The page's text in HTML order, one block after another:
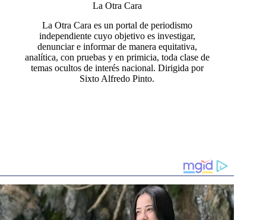
La Otra Cara
La Otra Cara es un portal de periodismo
independiente cuyo objetivo es investigar,
denunciar e informar de manera equitativa,
analítica, con pruebas y en primicia, toda clase de
temas ocultos de interés nacional. Dirigida por
Sixto Alfredo Pinto.